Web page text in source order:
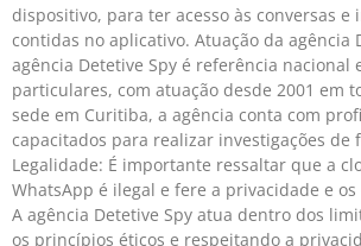
dispositivo, para ter acesso às conversas e
contidas no aplicativo. Atuação da agência
agência Detetive Spy é referência nacional
particulares, com atuação desde 2001 em
sede em Curitiba, a agência conta com
capacitados para realizar investigações de
Legalidade: É importante ressaltar que a
WhatsApp é ilegal e fere a privacidade e
A agência Detetive Spy atua dentro dos
os princípios éticos e respeitando a